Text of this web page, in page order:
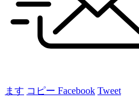
ます コピー Facebook Tweet